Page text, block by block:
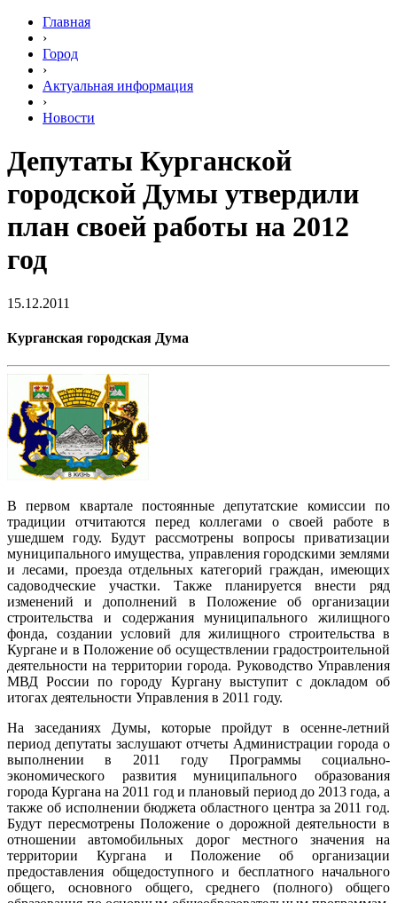
Главная
›
Город
›
Актуальная информация
›
Новости
Депутаты Курганской
городской Думы утвердили
план своей работы на 2012
год
15.12.2011
Курганская городская Дума
В первом квартале постоянные депутатские комиссии по
традиции отчитаются перед коллегами о своей работе в
ушедшем году. Будут рассмотрены вопросы приватизации
муниципального имущества, управления городскими землями
и лесами, проезда отдельных категорий граждан, имеющих
садоводческие участки. Также планируется внести ряд
изменений и дополнений в Положение об организации
строительства и содержания муниципального жилищного
фонда, создании условий для жилищного строительства в
Кургане и в Положение об осуществлении градостроительной
деятельности на территории города. Руководство Управления
МВД России по городу Кургану выступит с докладом об
итогах деятельности Управления в 2011 году.
На заседаниях Думы, которые пройдут в осенне-летний
период депутаты заслушают отчеты Администрации города о
выполнении в 2011 году Программы социально-
экономического развития муниципального образования
города Кургана на 2011 год и плановый период до 2013 года, а
также об исполнении бюджета областного центра за 2011 год.
Будут пересмотрены Положение о дорожной деятельности в
отношении автомобильных дорог местного значения на
территории Кургана и Положение об организации
предоставления общедоступного и бесплатного начального
общего, основного общего, среднего (полного) общего